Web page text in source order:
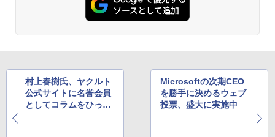
村上春樹氏、ヤクルト
公式サイトに名誉会員
としてコラムをひっさ
Microsoftの次期CEO
を勝手に決めるウェブ
投票、盛大に実施中